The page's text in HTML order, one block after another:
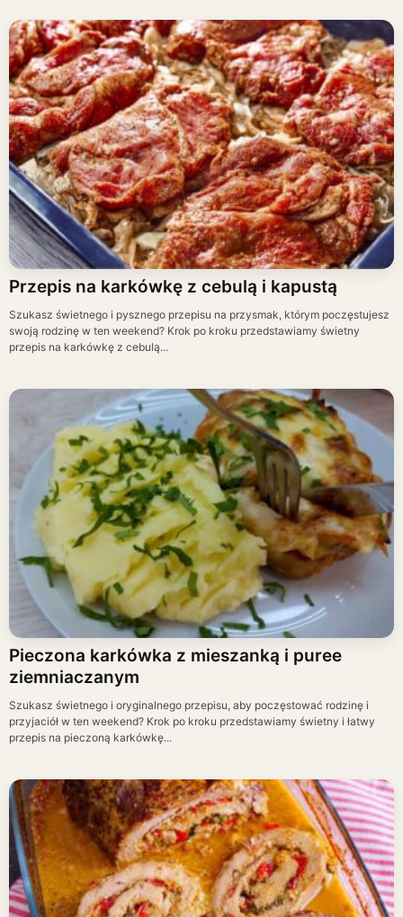
Przepis na karkówkę z cebulą i kapustą
Szukasz świetnego i pysznego przepisu na przysmak, którym poczęstujesz
swoją rodzinę w ten weekend? Krok po kroku przedstawiamy świetny
przepis na karkówkę z cebulą...
Pieczona karkówka z mieszanką i puree
ziemniaczanym
Szukasz świetnego i oryginalnego przepisu, aby poczęstować rodzinę i
przyjaciół w ten weekend? Krok po kroku przedstawiamy świetny i łatwy
przepis na pieczoną karkówkę...